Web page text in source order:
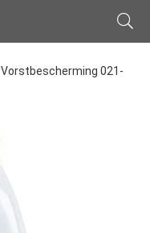
Vorstbescherming 021-